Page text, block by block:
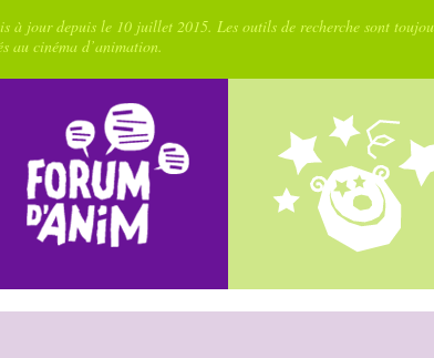
à jour depuis le 10 juillet 2015. Les outils de recherche sont
au cinéma d’animation.